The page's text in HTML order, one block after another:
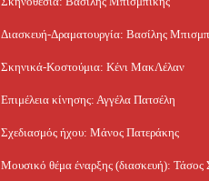
Διασκευή-Δραματουργία: Βασίλης
Σκηνικά-Κοστούμια: Κένι ΜακΛέλαν
Επιμέλεια κίνησης: Αγγέλα Πατσέλη
Σχεδιασμός ήχου: Μάνος Πατεράκης
Μουσικό θέμα έναρξης (διασκευή): Τάσος